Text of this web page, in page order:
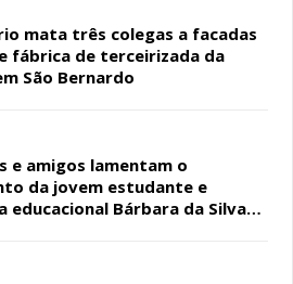
mata três colegas a facadas
fábrica de terceirizada da
São Bernardo
e amigos lamentam o
da jovem estudante e
educacional Bárbara da Silva